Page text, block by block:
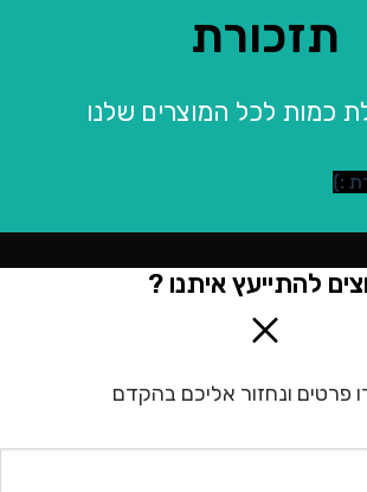
תזכורת
כמות לכל המוצרים שלנו
:)
להתייעץ איתנו ?
פרטים ונחזור אליכם בהקדם